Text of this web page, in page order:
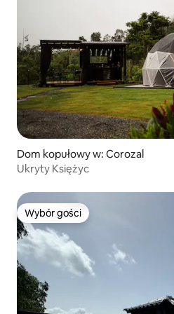
Dom kopułowy w: Corozal
Ukryty Księżyc
Wybór gości
Wybór gości